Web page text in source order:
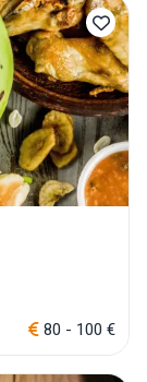
80 - 100 €